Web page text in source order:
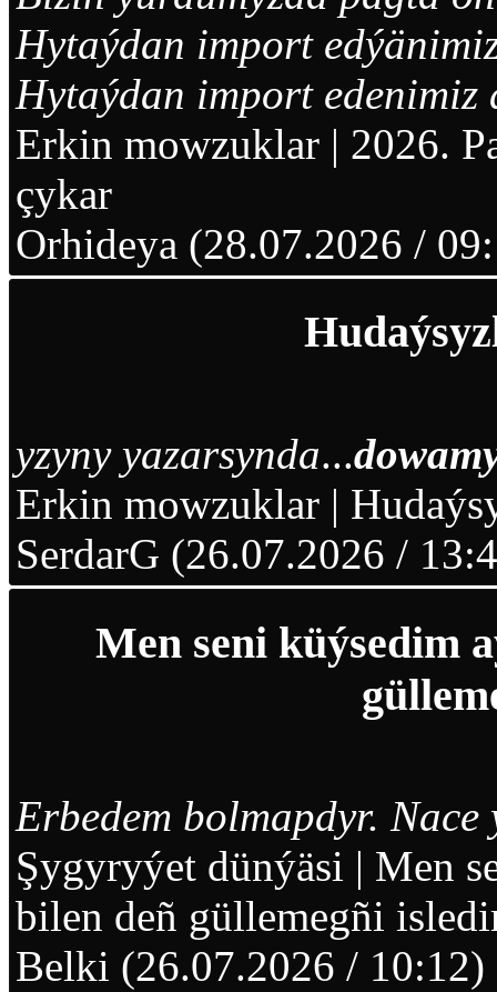
Hytaýdan import
Hytaýdan import edenimiz
Erkin mowzuklar | 2026.
çykar
Orhideya (28.07.2026 /
yzyny yazarsynda...
Erkin mowzuklar |
SerdarG (26.07.2026 /
Men seni küýsedim
Erbedem bolmapdyr. Nace
Şygyryýet dünýäsi | Men
bilen deñ güllemegñi
Belki (26.07.2026 / 10:12)